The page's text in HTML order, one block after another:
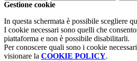
Gestione cookie
In questa schermata è possibile scegliere
I cookie necessari sono quelli che
piattaforma e non è possibile disabilitarli.
Per conoscere quali sono i cookie
visionare la COOKIE POLICY.